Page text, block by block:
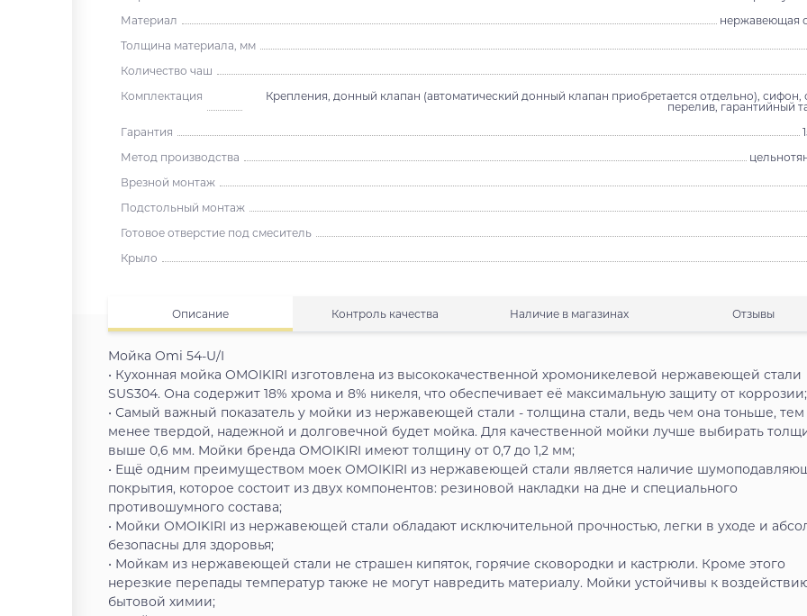
Материал
нержавеющая
Толщина материала, мм
Количество чаш
Комплектация
Крепления, донный клапан (автоматический донный клапан приобретается отдельно), сифон,
перелив, гарантийный
Гарантия
Метод производства
Врезной монтаж
Подстольный монтаж
Готовое отверстие под смеситель
Крыло
Описание Контроль качества Наличие в магазинах Отзывы
Мойка Omi 54-U/I
• Кухонная мойка OMOIKIRI изготовлена из высококачественной хромоникелевой нержавеющей стали
SUS304. Она содержит 18% хрома и 8% никеля, что обеспечивает её максимальную защиту от коррозии;
• Самый важный показатель у мойки из нержавеющей стали - толщина стали, ведь чем она тоньше, тем
менее твердой, надежной и долговечной будет мойка. Для качественной мойки лучше выбирать
выше 0,6 мм. Мойки бренда OMOIKIRI имеют толщину от 0,7 до 1,2 мм;
• Ещё одним преимуществом моек OMOIKIRI из нержавеющей стали является наличие
покрытия, которое состоит из двух компонентов: резиновой накладки на дне и специального
противошумного состава;
• Мойки OMOIKIRI из нержавеющей стали обладают исключительной прочностью, легки в уходе и
безопасны для здоровья;
• Мойкам из нержавеющей стали не страшен кипяток, горячие сковородки и кастрюли. Кроме этого
нерезкие перепады температур также не могут навредить материалу. Мойки устойчивы к
бытовой химии;